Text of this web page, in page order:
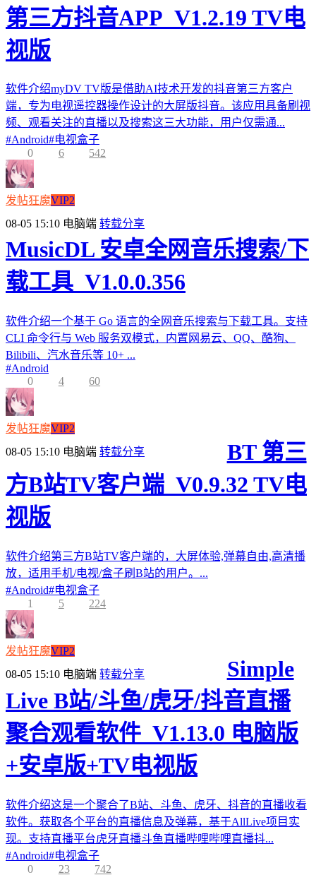
第三方抖音APP_V1.2.19 TV电
视版
软件介绍myDV TV版是借助AI技术开发的抖音第三方客户
端，专为电视遥控器操作设计的大屏版抖音。该应用具备刷视
频、观看关注的直播以及搜索这三大功能，用户仅需通...
#Android#电视盒子
0
6 542
发帖狂魔VIP2
08-05 15:10 电脑端 转载分享
MusicDL 安卓全网音乐搜索/下
载工具_V1.0.0.356
软件介绍一个基于 Go 语言的全网音乐搜索与下载工具。支持
CLI 命令行与 Web 服务双模式，内置网易云、QQ、酷狗、
Bilibili、汽水音乐等 10+ ...
#Android
0
4 60
发帖狂魔VIP2
08-05 15:10 电脑端 转载分享
BT 第三
方B站TV客户端_V0.9.32 TV电
视版
软件介绍第三方B站TV客户端的，大屏体验,弹幕自由,高清播
放，适用手机/电视/盒子刷B站的用户。...
#Android#电视盒子
1
5 224
发帖狂魔VIP2
08-05 15:10 电脑端 转载分享
Simple
Live B站/斗鱼/虎牙/抖音直播
聚合观看软件_V1.13.0 电脑版
+安卓版+TV电视版
软件介绍这是一个聚合了B站、斗鱼、虎牙、抖音的直播收看
软件。获取各个平台的直播信息及弹幕，基于AllLive项目实
现。支持直播平台虎牙直播斗鱼直播哔哩哔哩直播抖...
#Android#电视盒子
0
23 742